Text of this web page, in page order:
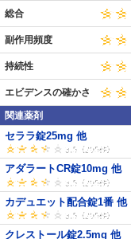
総合
副作用頻度
持続性
エビデンスの確かさ
関連薬剤
セララ錠25mg 他
アダラートCR錠10mg 他
カデュエット配合錠1番 他
クレストール錠2.5mg 他